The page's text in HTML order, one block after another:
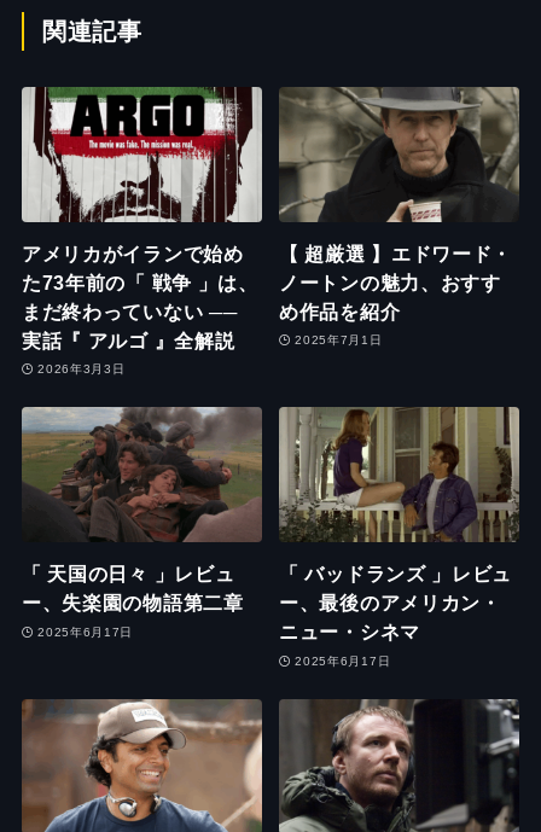
関連記事
アメリカがイランで始め
た73年前の「 戦争 」は、
まだ終わっていない ──
実話『 アルゴ 』全解説
2026年3月3日
【 超厳選 】エドワード・
ノートンの魅力、おすす
め作品を紹介
2025年7月1日
「 天国の日々 」レビュ
ー、失楽園の物語第二章
2025年6月17日
「 バッドランズ 」レビュ
ー、最後のアメリカン・
ニュー・シネマ
2025年6月17日